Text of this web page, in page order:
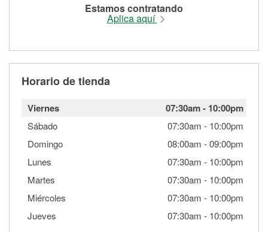
Estamos contratando
Aplica aquí
Horario de tienda
Viernes 07:30am- 10:00pm
Sábado 07:30am - 10:00pm
Domingo
08:00am -09:00pm
Lunes
07:30am - 10:00pm
Martes
07:30am - 10:00pm
Miércoles
07:30am - 10:00pm
Jueves
07:30am - 10:00pm